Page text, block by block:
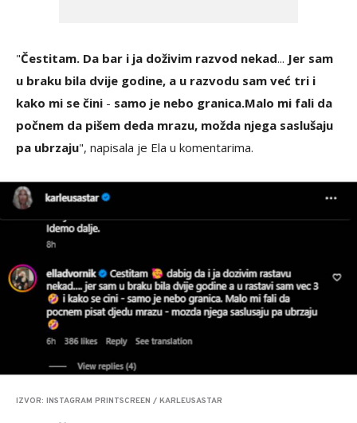
"Čestitam. Da bar i ja doživim razvod nekad... Jer sam
u braku bila dvije godine, a u razvodu sam već tri i
kako mi se čini - samo je nebo granica.Malo mi fali da
počnem da pišem deda mrazu, možda njega saslušaju
pa ubrzaju", napisala je Ela u komentarima.
IZVOR: INSTAGRAM PRINTSCREEN / KARLEUSASTAR